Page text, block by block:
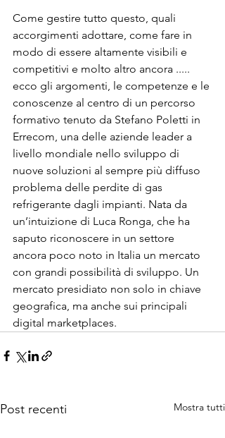
Come gestire tutto questo, quali
accorgimenti adottare, come fare in
modo di essere altamente visibili e
competitivi e molto altro ancora .....
ecco gli argomenti, le competenze e le
conoscenze al centro di un percorso
formativo tenuto da Stefano Poletti in
Errecom, una delle aziende leader a
livello mondiale nello sviluppo di
nuove soluzioni al sempre più diffuso
problema delle perdite di gas
refrigerante dagli impianti. Nata da
un’intuizione di Luca Ronga, che ha
saputo riconoscere in un settore
ancora poco noto in Italia un mercato
con grandi possibilità di sviluppo. Un
mercato presidiato non solo in chiave
geografica, ma anche sui principali
digital marketplaces.
Post recenti Mostra tutti